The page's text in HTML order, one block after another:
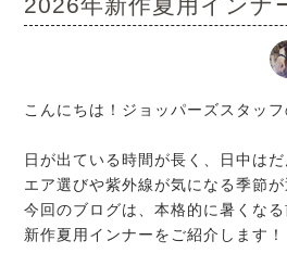
こんにちは！ジョッパーズスタッ
日が出ている時間が長く、日中は
エア選びや紫外線が気になる季節
今回のブログは、本格的に暑くな
新作夏用インナーをご紹介します！